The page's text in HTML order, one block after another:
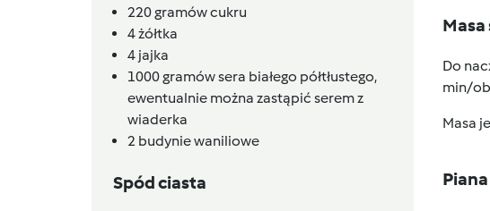
220gramówcukru
4żółtka
4 jajka
1000gramówsera białego półtłustego,
ewentualnie można zastąpić serem z
wiaderka
2 budynie waniliowe
Spód ciasta
Do
min/
Masa